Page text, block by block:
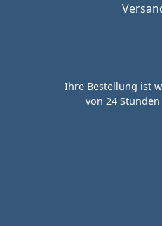
Ihre Bestellung ist
von 24